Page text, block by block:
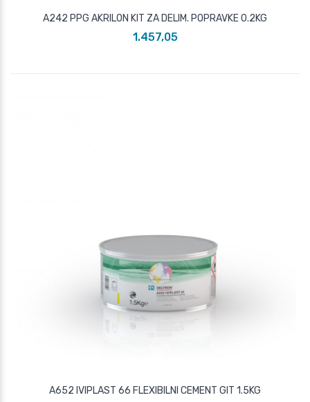
A242 PPG AKRILON KIT ZA DELIM. POPRAVKE 0.2KG
1.457,05
A652 IVIPLAST 66 FLEXIBILNI CEMENT GIT 1.5KG